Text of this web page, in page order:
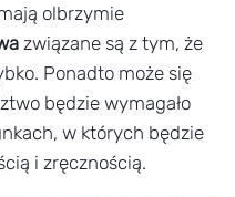
olbrzymie
związane są z tym, że
Ponadto może się
będzie wymagało
w których będzie
i zręcznością.